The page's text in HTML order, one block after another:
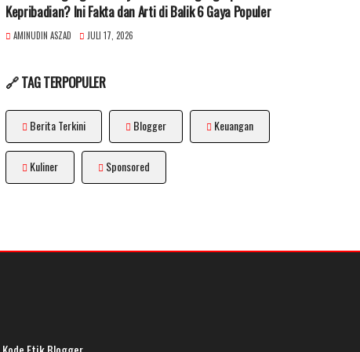
Kepribadian? Ini Fakta dan Arti di Balik 6 Gaya Populer
AMINUDIN ASZAD JULI 17, 2026
🔗 TAG TERPOPULER
Berita Terkini Blogger Keuangan
Kuliner Sponsored